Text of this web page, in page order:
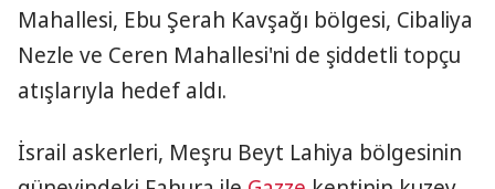
Mahallesi, Ebu Şerah Kavşağı bölgesi, Cibaliya
Nezle ve Ceren Mahallesi'ni de şiddetli topçu
atışlarıyla hedef aldı.
İsrail askerleri, Meşru Beyt Lahiya bölgesinin